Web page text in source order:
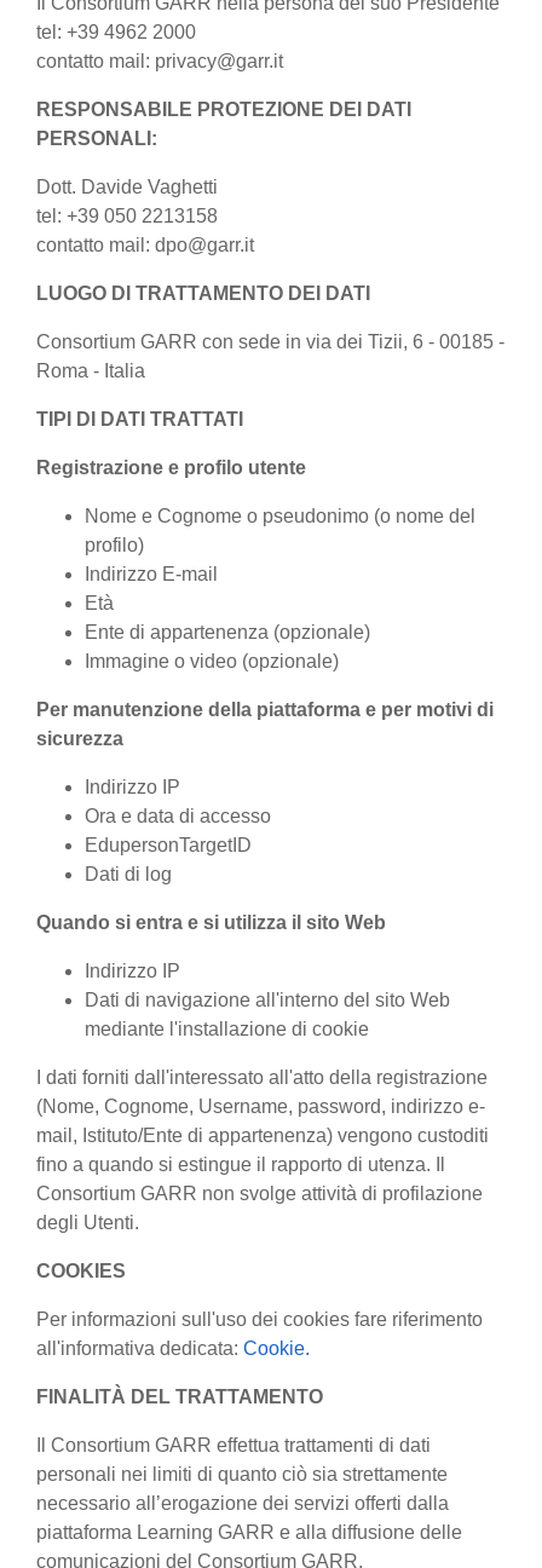
tel: +39 4962 2000
contatto mail: privacy@garr.it
RESPONSABILE PROTEZIONE DEI DATI
PERSONALI:
Dott. Davide Vaghetti
tel: +39 050 2213158
contatto mail: dpo@garr.it
LUOGO DI TRATTAMENTO DEI DATI
Consortium GARR con sede in via dei Tizii, 6 - 00185 -
Roma - Italia
TIPI DI DATI TRATTATI
Registrazione e profilo utente
Nome e Cognome o pseudonimo (o nome del
profilo)
Indirizzo E-mail
Età
Ente di appartenenza (opzionale)
Immagine o video (opzionale)
Per manutenzione della piattaforma e per motivi di
sicurezza
Indirizzo IP
Ora e data di accesso
EdupersonTargetID
Dati di log
Quando si entra e si utilizza il sito Web
Indirizzo IP
Dati di navigazione all'interno del sito Web
mediante l'installazione di cookie
I dati forniti dall'interessato all'atto della registrazione
(Nome, Cognome, Username, password, indirizzo e-
mail, Istituto/Ente di appartenenza) vengono custoditi
fino a quando si estingue il rapporto di utenza. Il
Consortium GARR non svolge attività di profilazione
degli Utenti.
COOKIES
Per informazioni sull'uso dei cookies fare riferimento
all'informativa dedicata: Cookie.
FINALITÀ DEL TRATTAMENTO
Il Consortium GARR effettua trattamenti di dati
personali nei limiti di quanto ciò sia strettamente
necessario all’erogazione dei servizi offerti dalla
piattaforma Learning GARR e alla diffusione delle
comunicazioni del Consortium GARR.